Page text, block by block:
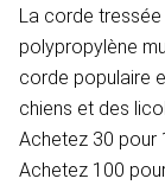
La corde
polypropylène
corde populaire
chiens et des
Achetez 30 pour
Achetez 100